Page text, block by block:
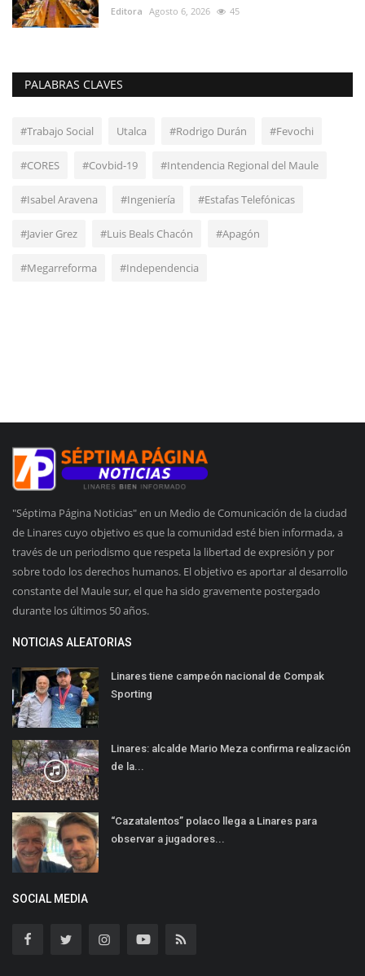
Editora Agosto 6, 2026 45
PALABRAS CLAVES
#Trabajo Social Utalca #Rodrigo Durán #Fevochi
#CORES #Covbid-19 #Intendencia Regional del Maule
#Isabel Aravena #Ingeniería #Estafas Telefónicas
#Javier Grez #Luis Beals Chacón #Apagón
#Megarreforma #Independencia
"Séptima Página Noticias" en un Medio de Comunicación de la ciudad
de Linares cuyo objetivo es que la comunidad esté bien informada, a
través de un periodismo que respeta la libertad de expresión y por
sobre todo los derechos humanos. El objetivo es aportar al desarrollo
constante del Maule sur, el que ha sido gravemente postergado
durante los últimos 50 años.
NOTICIAS ALEATORIAS
Linares tiene campeón nacional de Compak
Sporting
Linares: alcalde Mario Meza confirma realización
de la...
“Cazatalentos” polaco llega a Linares para
observar a jugadores...
SOCIAL MEDIA